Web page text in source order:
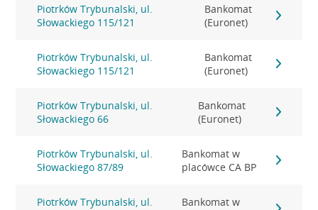
Piotrków Trybunalski, ul.
Słowackiego 115/121
Bankomat
(Euronet)
Piotrków Trybunalski, ul.
Słowackiego 115/121
Bankomat
(Euronet)
Piotrków Trybunalski, ul.
Słowackiego 66
Bankomat
(Euronet)
Piotrków Trybunalski, ul.
Słowackiego 87/89
Bankomat w
placówce CA BP
Piotrków Trybunalski, ul.
Bankomat w